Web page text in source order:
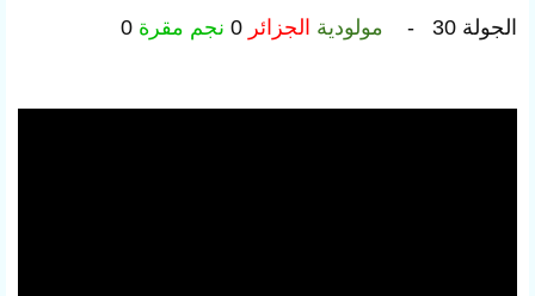
الجولة 30 - مولودية الجزائر 0 نجم مقرة 0